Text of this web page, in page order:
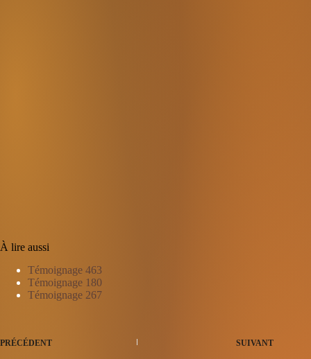
À lire aussi
Témoignage 463
Témoignage 180
Témoignage 267
PRÉCÉDENT SUIVANT